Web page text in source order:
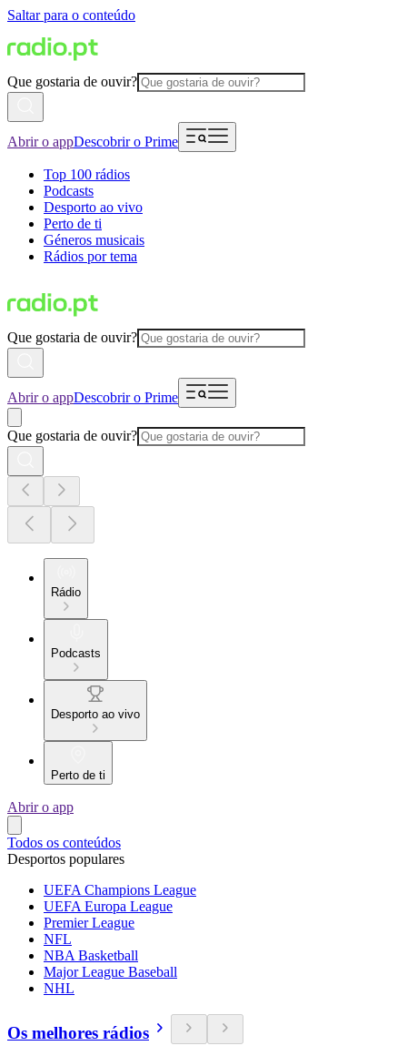
Saltar para o conteúdo
Que gostaria de ouvir?
Abrir o appDescobrir o Prime
Top 100 rádios
Podcasts
Desporto ao vivo
Perto de ti
Géneros musicais
Rádios por tema
Que gostaria de ouvir?
Abrir o appDescobrir o Prime
Que gostaria de ouvir?
Rádio
Podcasts
Desporto ao vivo
Perto de ti
Abrir o app
Todos os conteúdos
Desportos populares
UEFA Champions League
UEFA Europa League
Premier League
NFL
NBA Basketball
Major League Baseball
NHL
Os melhores rádios